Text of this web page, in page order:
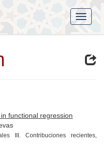
functional regression
III. Contribuciones recientes,